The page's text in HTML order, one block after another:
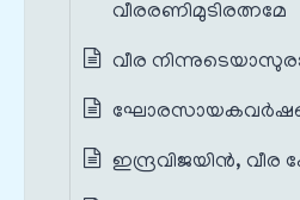
വീരരണിമുടിരത്നമേ
വീര
ഇന്ദ്രവിജയിൻ, വീര